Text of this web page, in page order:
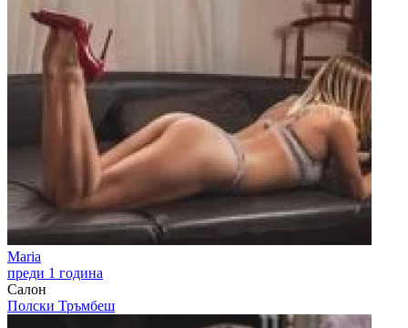
Maria
преди 1 година
Салон
Полски Тръмбеш